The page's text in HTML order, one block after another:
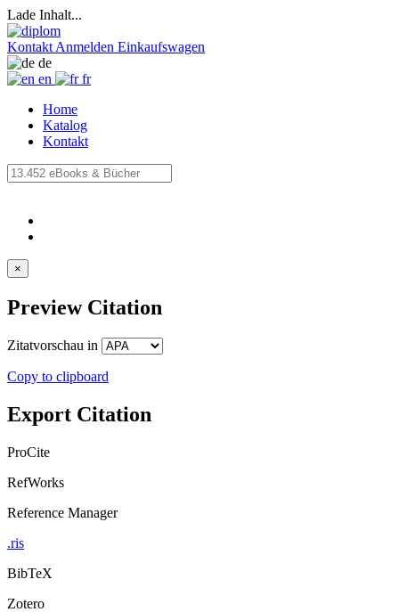
Lade Inhalt...
Kontakt Anmelden Einkaufswagen
de
en
fr
Home
Katalog
Kontakt
×
Preview Citation
Zitatvorschau in
Copy to clipboard
Export Citation
ProCite
RefWorks
Reference Manager
.ris
BibTeX
Zotero